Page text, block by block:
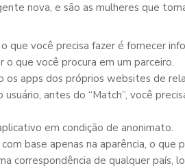
nova, e são as mulheres que
que você precisa fazer é fornecer
que você procura em um parceiro.
os apps dos próprios websites de
antes do “Match”, você
em condição de anonimato.
base apenas na aparência, o que
correspondência de qualquer país,